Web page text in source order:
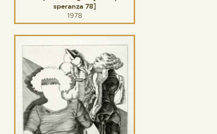
speranza 78]
1978